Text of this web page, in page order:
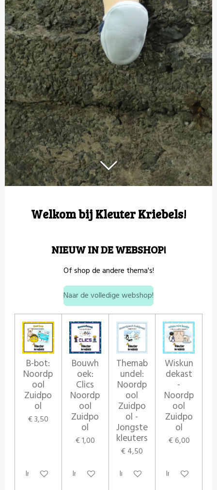
Welkom bij Kleuter Kriebels!
NIEUW IN DE WEBSHOP!
Of shop de andere thema's!
Naar de volledige webshop!
B-bot:
Noordp
ool
Zuidpo
ol
€ 3,50
In winkelwagen
Bouwh
oek:
Clics
Noordp
ool
Zuidpo
ol
€ 1,00
In winkelwagen
Themab
undel:
Noordp
ool
Zuidpo
ol -
Jongste
kleuters
€ 4,50
In winkelwagen
Wiskun
dekast
-
Noordp
ool
Zuidpo
ol
€ 6,00
In winkelwagen